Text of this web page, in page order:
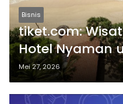
Bisnis
tiket.com:
Hotel Nyaman
saat Long
Mei 27, 2026